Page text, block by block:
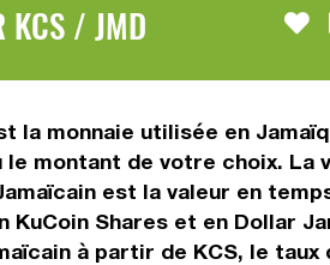
KCS / JMD
la monnaie utilisée en
montant de votre choix. La
est la valeur en
Shares et en Dollar
à partir de KCS, le taux